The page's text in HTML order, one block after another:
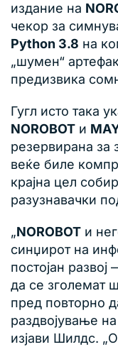
издание на
чекор за
Python 3.8 на
„шумен“
предизвика
Гугл исто така
NOROBOT и
резервирана за
веќе биле
крајна цел
разузнавачки
„NOROBOT и
синџирот на
постојан
да се зголемат
пред повторно
раздвојување
изјави Шилдс.